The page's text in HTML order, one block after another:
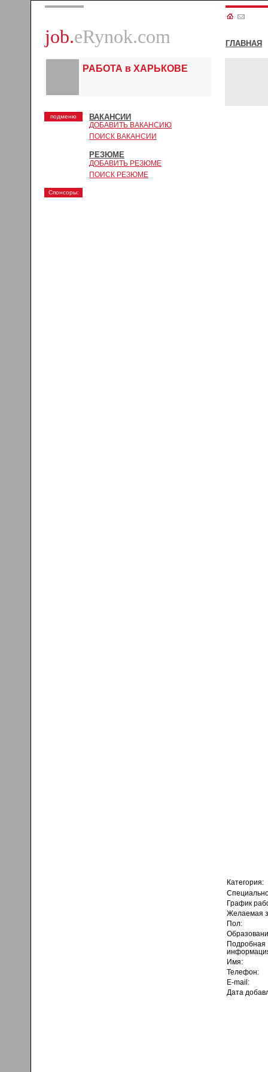
job.eRynok.com ГЛАВНАЯ
РАБОТА в ХАРЬКОВЕ
подменю ВАКАНСИИ
ДОБАВИТЬ ВАКАНСИЮ
ПОИСК ВАКАНСИИ
РЕЗЮМЕ
ДОБАВИТЬ РЕЗЮМЕ
ПОИСК РЕЗЮМЕ
Спонсоры:
Категория:
График
Желаемая
Пол:
Подробная
Имя:
Телефон:
E-mail:
Дата